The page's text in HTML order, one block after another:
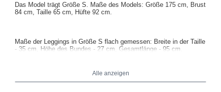
Das Model trägt Größe S. Maße des Models: Größe 175 cm, Brust
84 cm, Taille 65 cm, Hüfte 92 cm.
Maße der Leggings in Größe S flach gemessen: Breite in der Taille
- 35 cm, Höhe des Bundes - 27 cm, Gesamtlänge - 95 cm.
Alle anzeigen